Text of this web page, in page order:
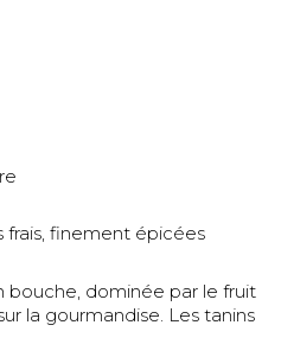
frais, finement épicées
bouche, dominée par le fruit
la gourmandise. Les tanins